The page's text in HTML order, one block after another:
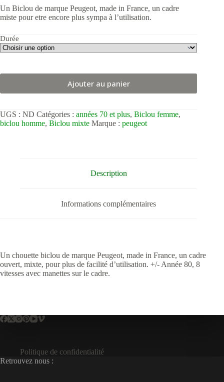
prix :
10,00 €
à
Un Biclou de marque Peugeot, made in France, un cadre
miste pour etre encore plus sympa à l’utilisation.
Durée
Ajouter au panier
UGS : ND Catégories : années 70 et plus, Biclou femme,
biclou homme, Biclou mixte Marque : peugeot
Description
Informations complémentaires
Un chouette biclou de marque Peugeot, made in France, un cadre
ouvert, mixte, pour plus de facilité d’utilisation. +/- Année 80, 8
vitesses avec manettes sur le cadre.
Politique de confidentialité
Retrouvez nous :